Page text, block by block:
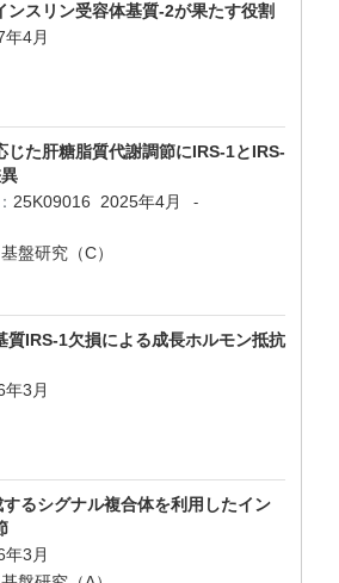
ンスリン受容体基質-2が果たす役割
年4月
じた肝糖脂質代謝調節にIRS-1とIRS-
25K09016 2025年4月 -
盤研究（C）
質IRS-1欠損による成長ホルモン抵抗
年3月
るシグナル複合体を利用したイン
年3月